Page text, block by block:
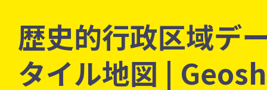
歴史的行政区域デ
タイル地図 |